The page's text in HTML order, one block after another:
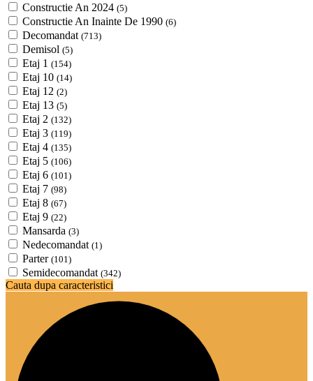
Constructie An 2024 (5)
Constructie An Inainte De 1990 (6)
Decomandat (713)
Demisol (5)
Etaj 1 (154)
Etaj 10 (14)
Etaj 12 (2)
Etaj 13 (5)
Etaj 2 (132)
Etaj 3 (119)
Etaj 4 (135)
Etaj 5 (106)
Etaj 6 (101)
Etaj 7 (98)
Etaj 8 (67)
Etaj 9 (22)
Mansarda (3)
Nedecomandat (1)
Parter (101)
Semidecomandat (342)
Cauta dupa caracteristici